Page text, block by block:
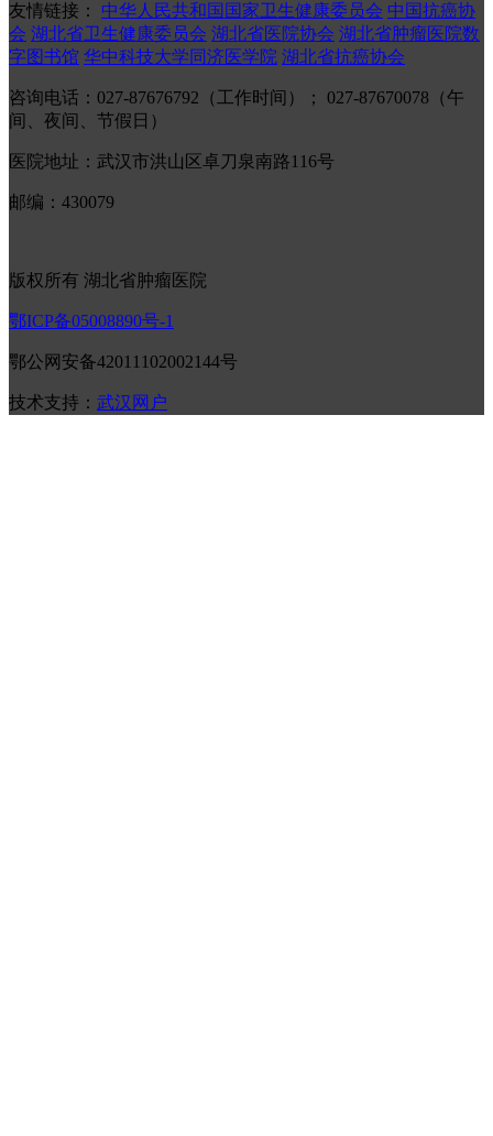
友情链接： 中华人民共和国国家卫生健康委员会 中国抗癌协
会 湖北省卫生健康委员会 湖北省医院协会 湖北省肿瘤医院数
字图书馆 华中科技大学同济医学院 湖北省抗癌协会
咨询电话：027-87676792（工作时间）； 027-87670078（午
间、夜间、节假日）
医院地址：武汉市洪山区卓刀泉南路116号
邮编：430079
版权所有 湖北省肿瘤医院
鄂ICP备05008890号-1
鄂公网安备42011102002144号
技术支持： 武汉网户